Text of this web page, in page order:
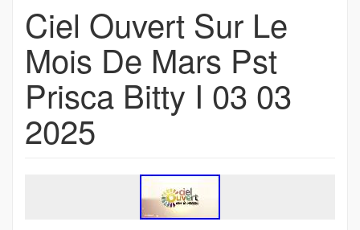
Ciel Ouvert Sur Le
Mois De Mars Pst
Prisca Bitty I 03 03
2025